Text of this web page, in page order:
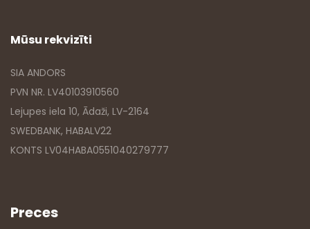
Mūsu rekvizīti
SIA ANDORS
PVN NR. LV40103910560
Lejupes iela 10, Ādaži, LV-2164
SWEDBANK, HABALV22
KONTS LV04HABA0551040279777
Preces